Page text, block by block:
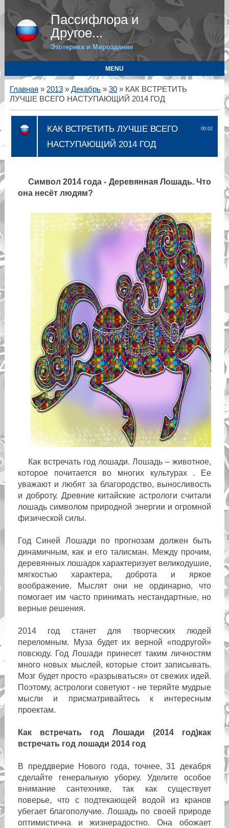
Пассифлора и
Другое...
Эзотерика и Мироздание
MENU
Главная » 2013 » Декабрь » 30» КАК ВСТРЕТИТЬ
ЛУЧШЕ ВСЕГО НАСТУПАЮЩИЙ 2014 ГОД
00:02
КАК ВСТРЕТИТЬ ЛУЧШЕ ВСЕГО
НАСТУПАЮЩИЙ 2014 ГОД
Символ 2014 года - Деревянная Лошадь. Что
она несёт людям?
Как встречать год лошади. Лошадь – животное,
которое почитается во многих культурах . Ее
уважают и любят за благородство, выносливость
и доброту. Древние китайские астрологи считали
лошадь символом природной энергии и огромной
физической силы.
Год Синей Лошади по прогнозам должен быть
динамичным, как и его талисман. Между прочим,
деревянных лошадок характеризует великодушие,
мягкостью характера, доброта и яркое
воображение. Мыслят они не ординарно, что
помогает им часто принимать нестандартные, но
верные решения.
2014 год станет для творческих людей
переломным. Муза будет их верной «подругой»
повсюду. Год Лошади принесет таким личностям
много новых мыслей, которые стоит записывать.
Мозг будет просто «разрываться» от свежих идей.
Поэтому, астрологи советуют - не теряйте мудрые
мысли и присматривайтесь к интересным
проектам.
Как встречать год Лошади (2014 год)как
встречать год лошади 2014 год
В преддверие Нового года, точнее, 31 декабря
сделайте генеральную уборку. Уделите особое
внимание сантехнике, так как существует
поверье, что с подтекающей водой из кранов
убегает благополучие. Лошадь по своей природе
оптимистична и жизнерадостно. Она обожает